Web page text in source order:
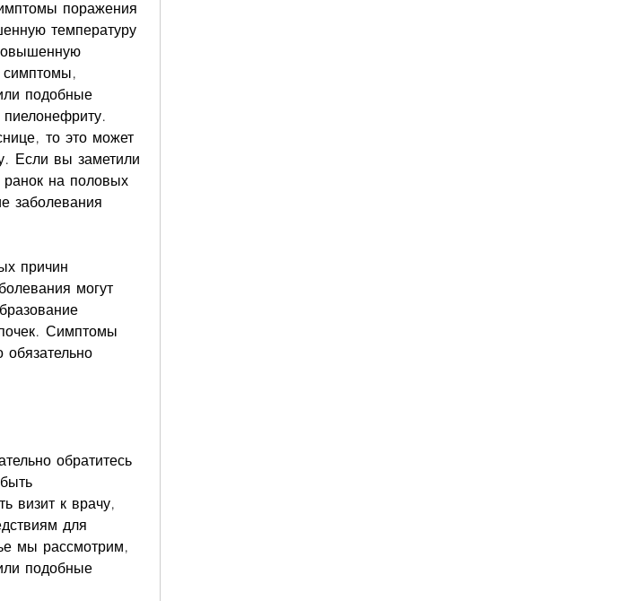
поражения
температуру
симптомы,
подобные
то это может
Если вы заметили
на половых
заболевания
причин
могут
Симптомы
обязательно
обратитесь
визит к врачу,
для
мы рассмотрим,
подобные